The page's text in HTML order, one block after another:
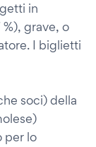
in
grave, o
I biglietti
soci) della
per lo